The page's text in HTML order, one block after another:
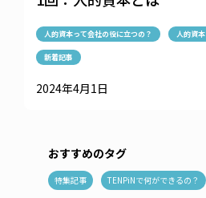
人的資本って会社の役に立つの？ 人的資本
新着記事
2024年4月1日
おすすめのタグ
特集記事 TENPiNで何ができるの？